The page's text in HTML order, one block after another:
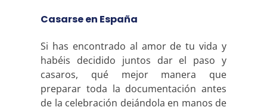
Casarse en España
Si has encontrado al amor de tu vida y
habéis decidido juntos dar el paso y
casaros, qué mejor manera que
preparar toda la documentación antes
de la celebración dejándola en manos de